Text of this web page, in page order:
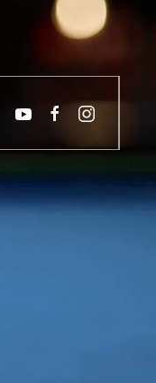
+39 0595 80 12 62